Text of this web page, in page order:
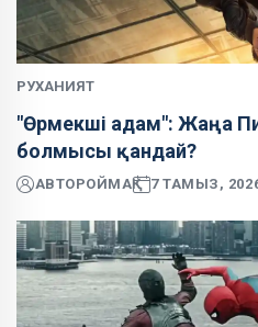
РУХАНИЯТ
"Өрмекші адам": Жаңа
болмысы қандай?
АВТОРОЙМАҚ 7 ТАМЫЗ,